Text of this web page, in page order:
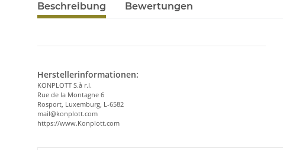
Beschreibung Bewertungen
Herstellerinformationen:
KONPLOTT S.à r.l.
Rue de la Montagne 6
Rosport, Luxemburg, L-6582
mail@konplott.com
https://www.Konplott.com